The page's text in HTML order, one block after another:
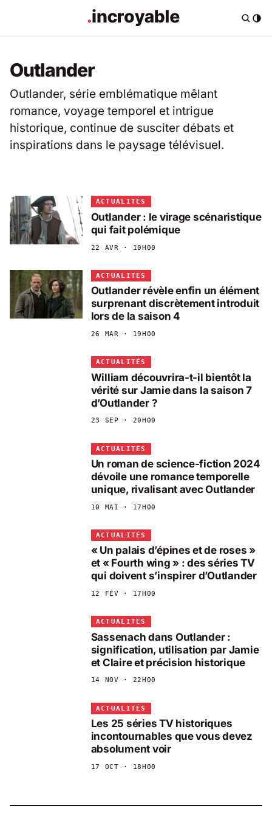
Outlander
Outlander, série emblématique mêlant
romance, voyage temporel et intrigue
historique, continue de susciter débats et
inspirations dans le paysage télévisuel.
ACTUALITÉS
Outlander : le virage scénaristique
qui fait polémique
22 AVR · 10H00
ACTUALITÉS
Outlander révèle enfin un élément
surprenant discrètement introduit
lors de la saison 4
26 MAR · 19H00
ACTUALITÉS
William découvrira-t-il bientôt la
vérité sur Jamie dans la saison 7
d’Outlander ?
23 SEP · 20H00
ACTUALITÉS
Un roman de science-fiction 2024
dévoile une romance temporelle
unique, rivalisant avec Outlander
10 MAI · 17H00
ACTUALITÉS
« Un palais d’épines et de roses »
et « Fourth wing » : des séries TV
qui doivent s’inspirer d’Outlander
12 FÉV · 17H00
ACTUALITÉS
Sassenach dans Outlander :
signification, utilisation par Jamie
et Claire et précision historique
14 NOV · 22H00
ACTUALITÉS
Les 25 séries TV historiques
incontournables que vous devez
absolument voir
17 OCT · 18H00